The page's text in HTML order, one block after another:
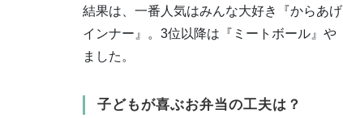
結果は、一番人気はみんな大好き『からあ
インナー』。3位以降は『ミートボール』
ました。
子どもが喜ぶお弁当の工夫は？